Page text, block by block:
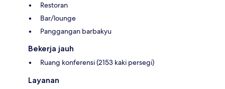
Restoran
Bar/lounge
Panggangan barbakyu
Bekerja jauh
Ruang konferensi (2153 kaki persegi)
Layanan